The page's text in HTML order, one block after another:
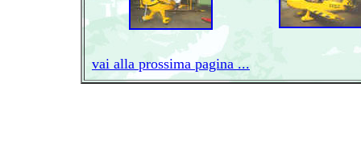
vai alla prossima pagina ...